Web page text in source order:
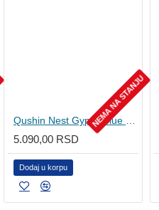
5.090,00 RSD
Dodaj u korpu
NEMA NA STANJU